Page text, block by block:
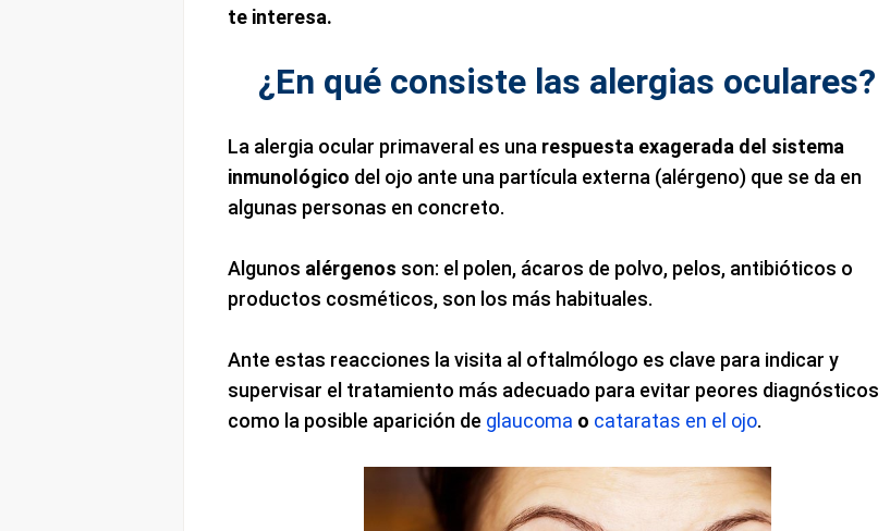
te interesa.
¿En qué consiste las alergias oculares?
La alergia ocular primaveral es una respuesta exagerada del sistema
inmunológico del ojo ante una partícula externa (alérgeno) que se da en
algunas personas en concreto.
Algunos alérgenos son: el polen, ácaros de polvo, pelos, antibióticos o
productos cosméticos, son los más habituales.
Ante estas reacciones la visita al oftalmólogo es clave para indicar y
supervisar el tratamiento más adecuado para evitar peores diagnósticos
como la posible aparición de glaucoma o cataratas en el ojo.